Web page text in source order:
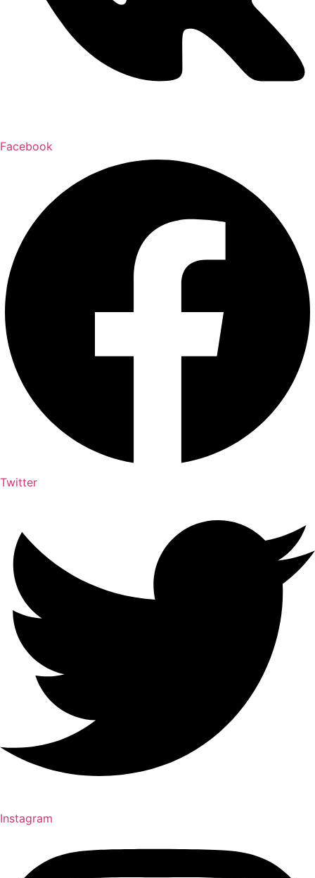
Facebook
Twitter
Instagram